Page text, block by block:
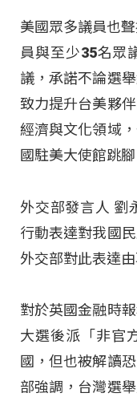
美國眾多議員也
員與至少35名眾
議，承諾不論選
致力提升台美夥
經濟與文化領域
國駐美大使館跳腳
外交部發言人 劉
行動表達對我國
外交部對此表達由
對於英國金融時
大選後派「非官
國，但也被解讀
部強調，台灣選